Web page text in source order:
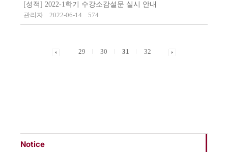
[성적] 2022-1학기 수강소감설문 실시 안내
관리자
2022-06-14 574
29 30 31 32
Notice